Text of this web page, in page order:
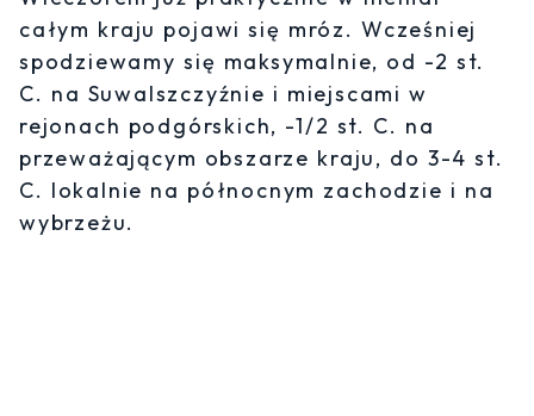
całym kraju pojawi się mróz. Wcześniej
spodziewamy się maksymalnie, od -2 st.
C. na Suwalszczyźnie i miejscami w
rejonach podgórskich, -1/2 st. C. na
przeważającym obszarze kraju, do 3-4 st.
C. lokalnie na północnym zachodzie i na
wybrzeżu.